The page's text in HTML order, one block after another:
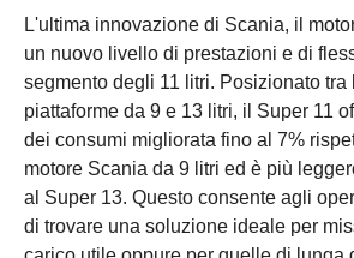
L'ultima innovazione di Scania, il
un nuovo livello di prestazioni e di
segmento degli 11 litri. Posizionato tra
piattaforme da 9 e 13 litri, il Super 11
dei consumi migliorata fino al 7%
motore Scania da 9 litri ed è più
al Super 13. Questo consente agli
di trovare una soluzione ideale per